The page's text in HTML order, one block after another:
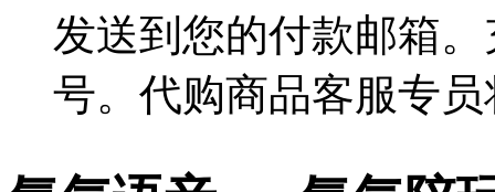
发送到您的付款邮箱
号。代购商品客服专